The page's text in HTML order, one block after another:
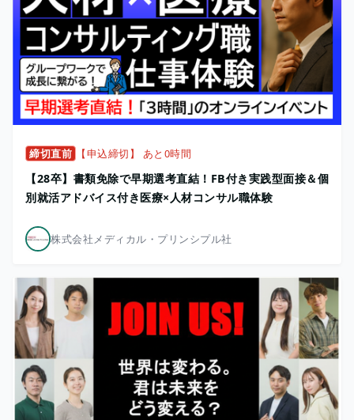
締切直前 【申込締切】 あと0時間
【28卒】書類免除で早期選考直結！FB付き実践型面接＆個
別就活アドバイス付き医療×人材コンサル職体験
株式会社メディカル・プリンシプル社